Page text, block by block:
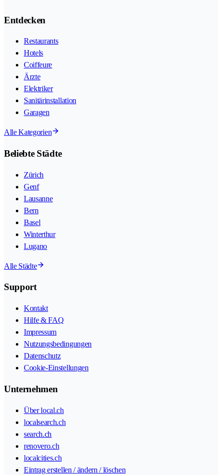
Entdecken
Restaurants
Hotels
Coiffeure
Ärzte
Elektriker
Sanitärinstallation
Garagen
Alle Kategorien
Beliebte Städte
Zürich
Genf
Lausanne
Bern
Basel
Winterthur
Lugano
Alle Städte
Support
Kontakt
Hilfe & FAQ
Impressum
Nutzungsbedingungen
Datenschutz
Cookie-Einstellungen
Unternehmen
Über local.ch
localsearch.ch
search.ch
renovero.ch
localcities.ch
Eintrag erstellen / ändern / löschen